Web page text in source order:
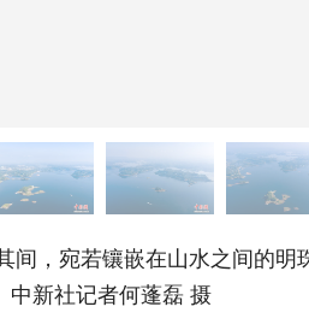
，宛若镶嵌在山水之间的明
中新社记者何蓬磊 摄